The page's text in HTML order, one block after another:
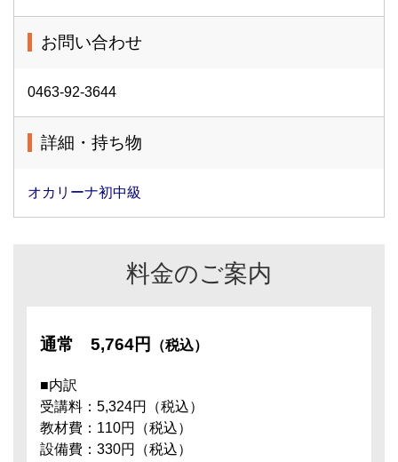
お問い合わせ
0463-92-3644
詳細・持ち物
オカリーナ初中級
料金のご案内
通常 5,764円 （税込）
■内訳
受講料：5,324円（税込）
教材費：110円（税込）
設備費：330円（税込）